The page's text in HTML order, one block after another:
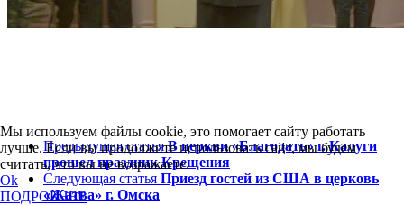
Предыдущая статья В церкви «Благодать» г. Калуги
прошел праздник Крещения
Следующая статья Приезд гостей из США в церковь
«Жатва» г. Омска
Мы используем файлы cookie, это помогает сайту работать
лучше. Если вы продолжите использовать сайт, мы будем
считать, что вы не возражаете.
Ok
ПОДРОБНЕЕ